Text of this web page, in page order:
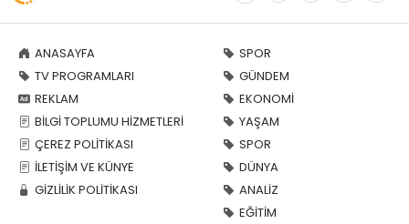
ANASAYFA
TV PROGRAMLARI
REKLAM
BİLGİ TOPLUMU HİZMETLERİ
ÇEREZ POLİTİKASI
İLETİŞİM VE KÜNYE
GİZLİLİK POLİTİKASI
SPOR
GÜNDEM
EKONOMİ
YAŞAM
SPOR
DÜNYA
ANALİZ
EĞİTİM